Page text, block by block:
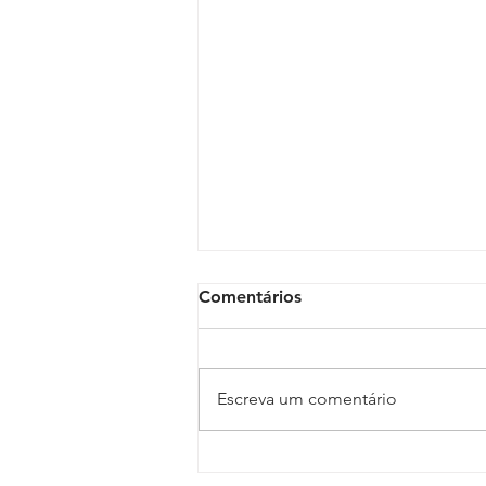
Comentários
Escreva um comentário